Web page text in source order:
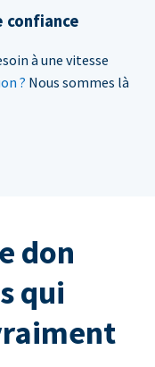
confiance
à une vitesse
? Nous sommes là
don
qui